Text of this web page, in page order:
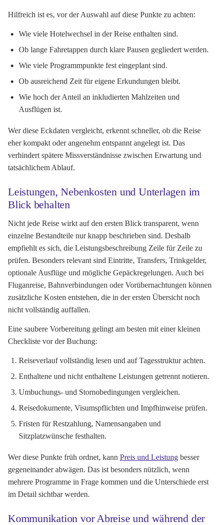
Hilfreich ist es, vor der Auswahl auf diese Punkte zu achten:
Wie viele Hotelwechsel in der Reise enthalten sind.
Ob lange Fahretappen durch klare Pausen gegliedert werden.
Wie viele Programmpunkte fest eingeplant sind.
Ob ausreichend Zeit für eigene Erkundungen bleibt.
Wie hoch der Anteil an inkludierten Mahlzeiten und
Ausflügen ist.
Wer diese Eckdaten vergleicht, erkennt schneller, ob die Reise
eher kompakt oder angenehm entspannt angelegt ist. Das
verhindert spätere Missverständnisse zwischen Erwartung und
tatsächlichem Ablauf.
Leistungen, Nebenkosten und Unterlagen im
Blick behalten
Nicht jede Reise wirkt auf den ersten Blick transparent, wenn
einzelne Bestandteile nur knapp beschrieben sind. Deshalb
empfiehlt es sich, die Leistungsbeschreibung Zeile für Zeile zu
prüfen. Besonders relevant sind Eintritte, Transfers, Trinkgelder,
optionale Ausflüge und mögliche Gepäckregelungen. Auch bei
Fluganreise, Bahnverbindungen oder Vorübernachtungen können
zusätzliche Kosten entstehen, die in der ersten Übersicht noch
nicht vollständig auffallen.
Eine saubere Vorbereitung gelingt am besten mit einer kleinen
Checkliste vor der Buchung:
Reiseverlauf vollständig lesen und auf Tagesstruktur achten.
Enthaltene und nicht enthaltene Leistungen getrennt notieren.
Umbuchungs- und Stornobedingungen vergleichen.
Reisedokumente, Visumspflichten und Impfhinweise prüfen.
Fristen für Restzahlung, Namensangaben und
Sitzplatzwünsche festhalten.
Wer diese Punkte früh ordnet, kann Preis und Leistung besser
gegeneinander abwägen. Das ist besonders nützlich, wenn
mehrere Programme in Frage kommen und die Unterschiede erst
im Detail sichtbar werden.
Kommunikation vor Abreise und während der